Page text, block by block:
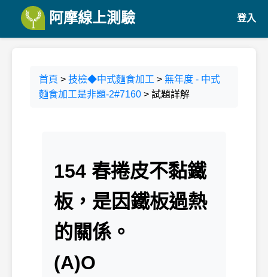
阿摩線上測驗 登入
首頁 > 技檢◆中式麵食加工 > 無年度 - 中式
麵食加工是非題-2#7160 > 試題詳解
154 春捲皮不黏鐵
板，是因鐵板過熱
的關係。
(A)O